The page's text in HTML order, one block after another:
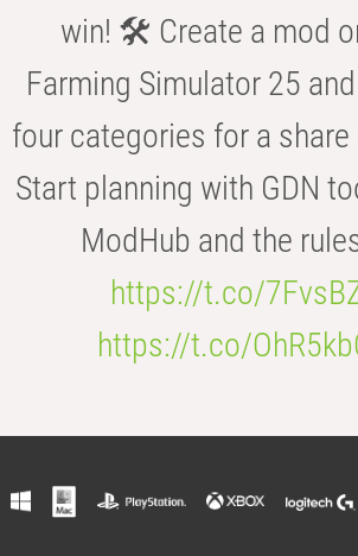
win! 🛠️ Create a mod
Farming Simulator 25
four categories for a
Start planning with GDN
ModHub and the
https://t.co/
https://t.co/